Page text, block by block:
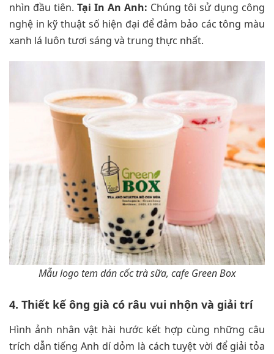
nhìn đầu tiên. Tại In An Anh: Chúng tôi sử dụng công
nghệ in kỹ thuật số hiện đại để đảm bảo các tông màu
xanh lá luôn tươi sáng và trung thực nhất.
Mẫu logo tem dán cốc trà sữa, cafe Green Box
4. Thiết kế ông già có râu vui nhộn và giải trí
Hình ảnh nhân vật hài hước kết hợp cùng những câu
trích dẫn tiếng Anh dí dỏm là cách tuyệt vời để giải tỏa